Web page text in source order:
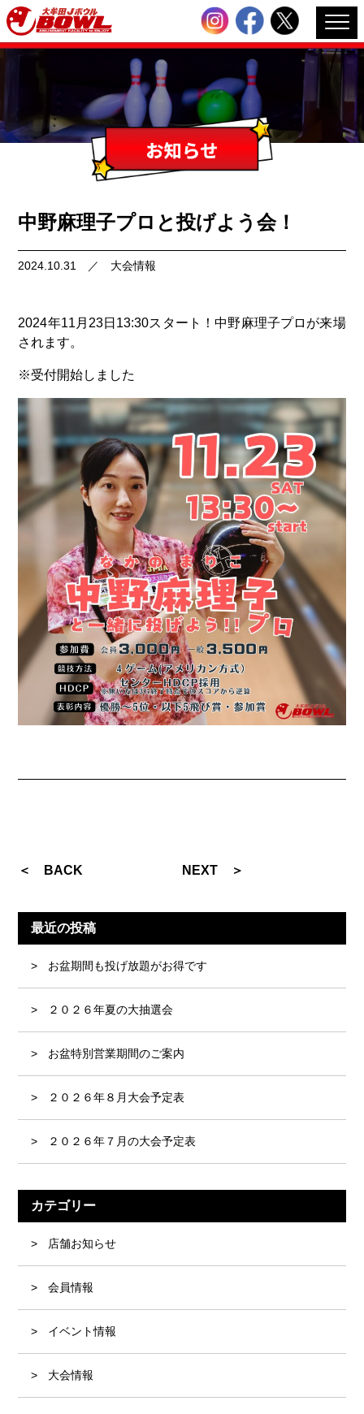
中野麻理子プロと投げよう会！
2024.10.31 ／ 大会情報
2024年11月23日13:30スタート！中野麻理子プロが来場
されます。
※受付開始しました
＜ BACK NEXT ＞
最近の投稿
お盆期間も投げ放題がお得です
２０２６年夏の大抽選会
お盆特別営業期間のご案内
２０２６年８月大会予定表
２０２６年７月の大会予定表
カテゴリー
店舗お知らせ
会員情報
イベント情報
大会情報